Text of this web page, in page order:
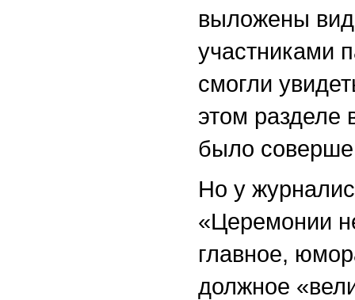
выложены
участниками
смогли
этом разделе
было
Но у
«Церемонии
главное,
должное